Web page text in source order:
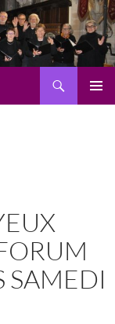
SAMEDI